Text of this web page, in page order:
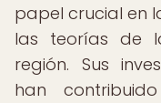
papel crucial en
las teorías de
región. Sus
han